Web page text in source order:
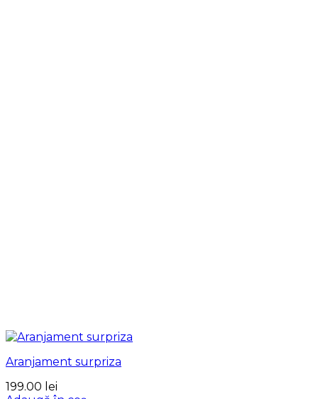
Aranjament surpriza
199.00 lei